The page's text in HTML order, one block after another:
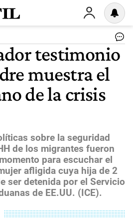
testimonio
muestra el
de la crisis
sobre la seguridad
de los migrantes fueron
para escuchar el
afligida cuya hija de 2
ser detenida por el Servicio
de EE.UU. (ICE).